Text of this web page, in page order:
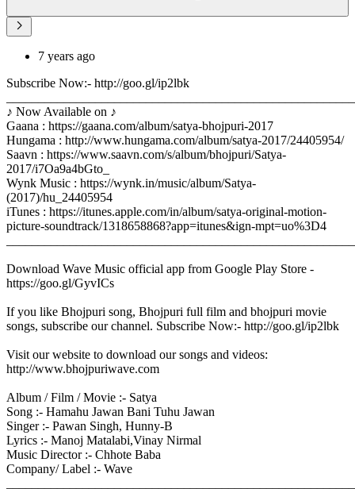
7 years ago
Subscribe Now:- http://goo.gl/ip2lbk
♪ Now Available on ♪
Gaana : https://gaana.com/album/satya-bhojpuri-2017
Hungama : http://www.hungama.com/album/satya-2017/24405954/
Saavn : https://www.saavn.com/s/album/bhojpuri/Satya-
2017/i7Oa9a4bGto_
Wynk Music : https://wynk.in/music/album/Satya-
(2017)/hu_24405954
iTunes : https://itunes.apple.com/in/album/satya-original-motion-
picture-soundtrack/1318658868?app=itunes&ign-mpt=uo%3D4
Download Wave Music official app from Google Play Store -
https://goo.gl/GyvICs
If you like Bhojpuri song, Bhojpuri full film and bhojpuri movie
songs, subscribe our channel. Subscribe Now:- http://goo.gl/ip2lbk
Visit our website to download our songs and videos:
http://www.bhojpuriwave.com
Album / Film / Movie :- Satya
Song :- Hamahu Jawan Bani Tuhu Jawan
Singer :- Pawan Singh, Hunny-B
Lyrics :- Manoj Matalabi,Vinay Nirmal
Music Director :- Chhote Baba
Company/ Label :- Wave